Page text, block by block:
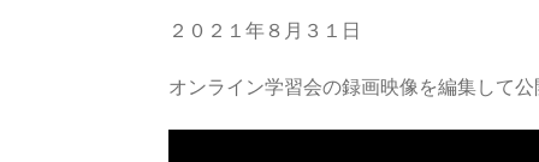
２０２１年８月３１日
オンライン学習会の録画映像を編集して公